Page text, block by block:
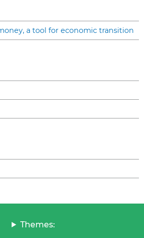
a tool for economic transition
Themes: